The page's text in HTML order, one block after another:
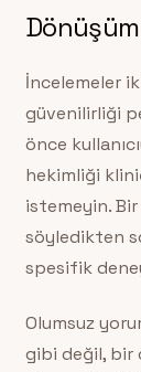
İncelemeler
güvenilirliği
önce
hekimliği
istemeyin.
söyledikten
spesifik
Olumsuz
gibi değil, bir